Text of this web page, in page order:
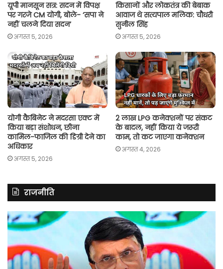
यूपी मानसून सत्र: सदन में विपक्ष
पर गरजे CM योगी, बोले- ‘सपा ने
नहीं चलने दिया सदन’
अगस्त 5, 2026
किसानों और लोकतंत्र की बेबाक
आवाज थे सत्यपाल मलिक: चौधरी
सुनील सिंह
अगस्त 5, 2026
योगी कैबिनेट ने मदरसा एक्ट में
किया बड़ा संशोधन, छीना
कामिल-फाजिल की डिग्री देने का
अधिकार
अगस्त 5, 2026
2 लाख LPG कनेक्शनों पर संकट
के बादल, नहीं किया ये जरूरी
काम, तो कट जाएगा कनेक्शन
अगस्त 4, 2026
राजनीति
असम
में
दर्ज
मामले
में